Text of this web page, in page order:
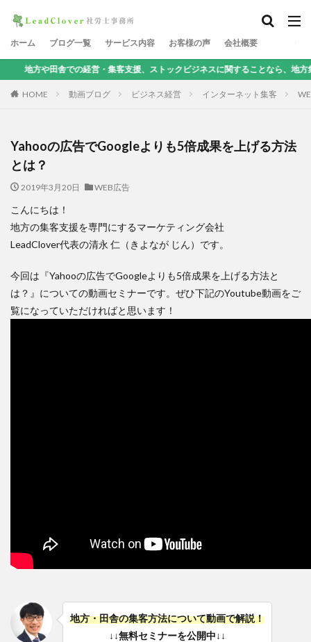
ホーム ブログ一覧 サービス内容 お客様の声 会社概要
での経営・集客支援、ストックビジネスに関することなら、地方集客コンサルタ
HOME 動画ブログ ビジネス経営 インターネット集客
Yahooの広告でGoogleよりも5倍成果を上げる方法
とは？
2019年3月20日 WEB広告
こんにちは！
地方の集客支援を専門にするマーケティング会社
LeadClover代表の清永 仁（きよなが じん）です。
今回は『Yahooの広告でGoogleよりも5倍成果を上げる方法と
は？』についての動画セミナーです。ぜひ下記のYoutube動画をご
覧になっていただければと思います！
地方・田舎の集客方法について動画で解説！
↓↓無料セミナーを公開中↓↓